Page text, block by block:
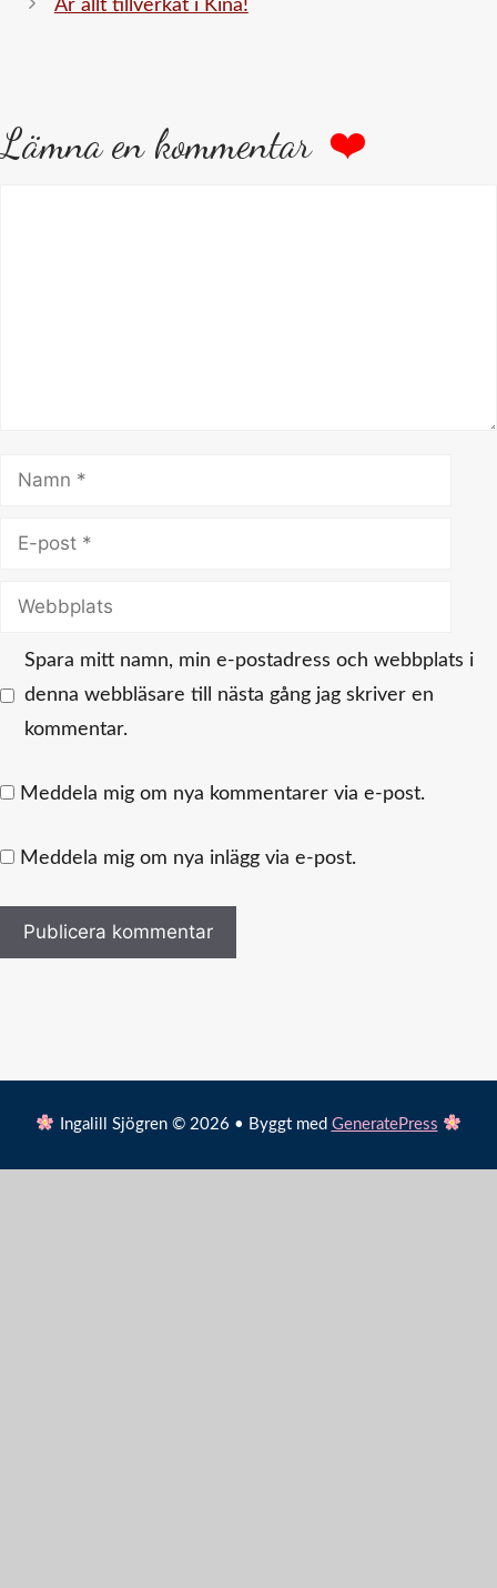
Är allt tillverkat i Kina!
Lämna en kommentar
Namn
Webbplats
Spara mitt namn, min e-postadress och webbplats i
denna webbläsare till nästa gång jag skriver en
kommentar.
Meddela mig om nya kommentarer via e-post.
Meddela mig om nya inlägg via e-post.
Ingalill Sjögren © 2026 • Byggt med GeneratePress